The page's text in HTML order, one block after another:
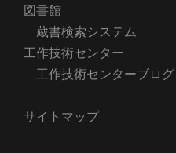
図書館
蔵書検索システム
工作技術センター
工作技術センターブログ
サイトマップ